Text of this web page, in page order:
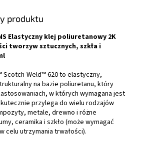
produktu
Elastyczny klej poliuretanowy 2K
tworzyw sztucznych, szkła i
Scotch-Weld™ 620 to elastyczny,
na bazie poliuretanu, który
w których wymagana jest
przylega do wielu rodzajów
metale, drewno i różne
ceramika i szkło (może wymagać
celu utrzymania trwałości).